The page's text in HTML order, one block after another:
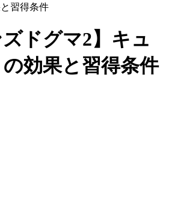
習得条件
ズドグマ2】キュ
効果と習得条件